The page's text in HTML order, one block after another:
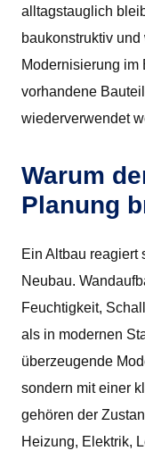
alltagstauglich
baukonstruktiv
Modernisierung im
vorhandene
wiederverwendet
Warum
Planung
Ein Altbau reagiert
Neubau.
Feuchtigkeit,
als in modernen
überzeugende
sondern mit einer
gehören der
Heizung, Elektrik,